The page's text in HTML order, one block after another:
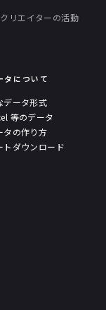
リエイターの活動
タについて
データ形式
等のデータ
タの作り方
トダウンロード